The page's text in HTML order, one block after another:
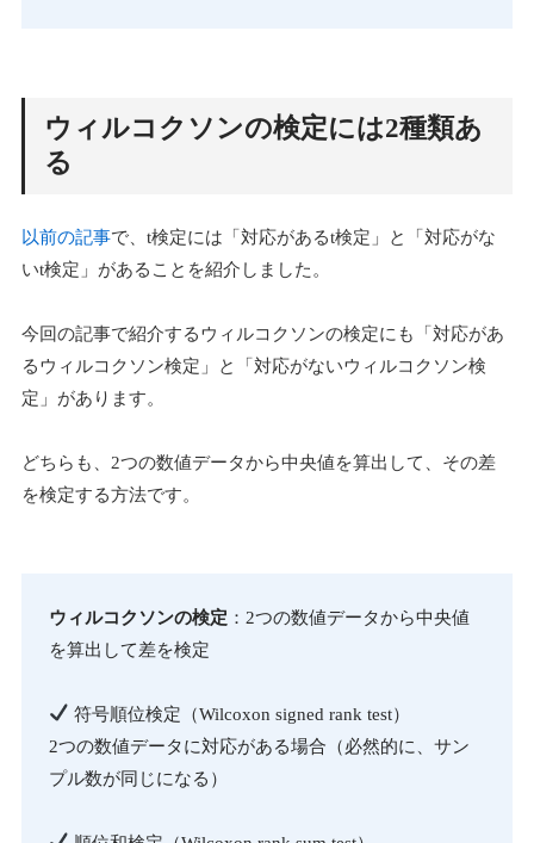
ウィルコクソンの検定には2種類あ
る
以前の記事で、t検定には「対応があるt検定」と「対応がな
いt検定」があることを紹介しました。
今回の記事で紹介するウィルコクソンの検定にも「対応があ
るウィルコクソン検定」と「対応がないウィルコクソン検
定」があります。
どちらも、2つの数値データから中央値を算出して、その差
を検定する方法です。
ウィルコクソンの検定 ：2つの数値データから中央値
を算出して差を検定
符号順位検定（Wilcoxon signed rank test）
2つの数値データに対応がある場合（必然的に、サン
プル数が同じになる）